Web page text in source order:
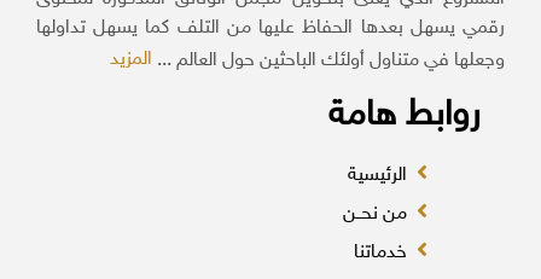
رقمي يسهل بعدها الحفاظ عليها من التلف كما يسهل تداولها
وجعلها في متناول أولئك الباحثين حول العالم ...المزيد
روابط هامة
الرئيسية
من نحــن
خدماتنا